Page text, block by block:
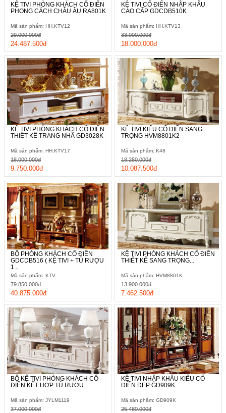
KỆ TIVI PHÒNG KHÁCH CỔ ĐIỂN
PHONG CÁCH CHÂU ÂU RA801K
Mã sản phẩm: HH.KTV12
24.487.500đ
29.000.000đ
KỆ TIVI CỔ ĐIỂN NHẬP KHẨU
CAO CẤP GDCDB510K
Mã sản phẩm: HH.KTV13
18.000.000đ
33.000.000đ
KỆ TIVI PHÒNG KHÁCH CỔ ĐIỂN
THIẾT KẾ TRANG NHÃ GD3028K
Mã sản phẩm: HH.KTV17
9.750.000đ
18.000.000đ
KỆ TIVI KIỂU CỔ ĐIỂN SANG
TRỌNG HVM8801K2
Mã sản phẩm: K48
10.087.500đ
18.250.000đ
BỘ PHÒNG KHÁCH CỔ ĐIỂN
GDCDB516 ( KỆ TIVI + TỦ RƯỢU
1...
Mã sản phẩm: KTV
40.875.000đ
79.850.000đ
KỆ TIVI PHÒNG KHÁCH CỔ ĐIỂN
THIẾT KẾ SANG TRỌNG...
Mã sản phẩm: HVM8801K
7.462.500đ
13.900.000đ
BỘ KỆ TIVI PHÒNG KHÁCH CỔ
ĐIỂN KẾT HỢP TỦ RƯỢU ...
Mã sản phẩm: JYLM1119
37.000.000đ
KỆ TIVI NHẬP KHẨU KIỂU CỔ
ĐIỂN ĐẸP GD909K
Mã sản phẩm: GD909K
25.480.000đ